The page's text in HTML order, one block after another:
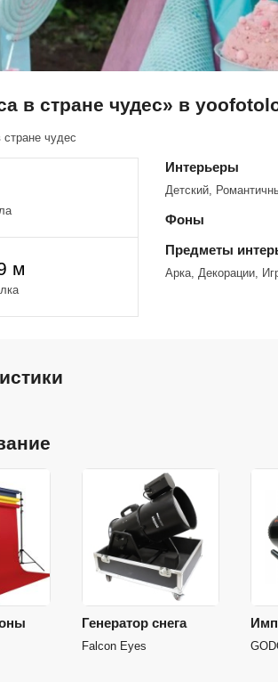
в стране чудес» в
стране чудес
м
Интерьеры
Детский,
Фоны
Предметы
Арка, Декорации,
Генератор снега
Falcon Eyes